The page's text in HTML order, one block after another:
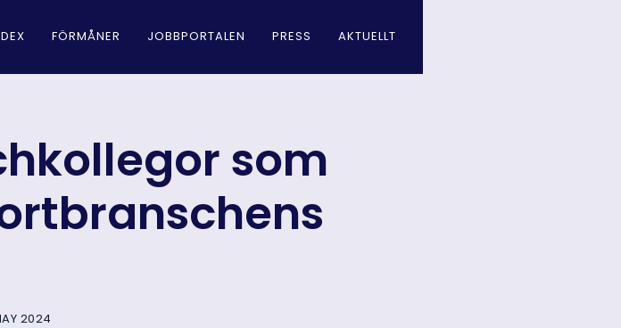
FÖRMÅNER JOBBPORTALEN PRESS AKTUELLT
som
2024